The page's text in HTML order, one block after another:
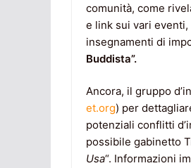
comunità, come
e link sui vari
insegnamenti di
Buddista”.
Ancora, il gruppo
et.org) per
potenziali conflitti
possibile gabinetto
Usa“. Informazioni